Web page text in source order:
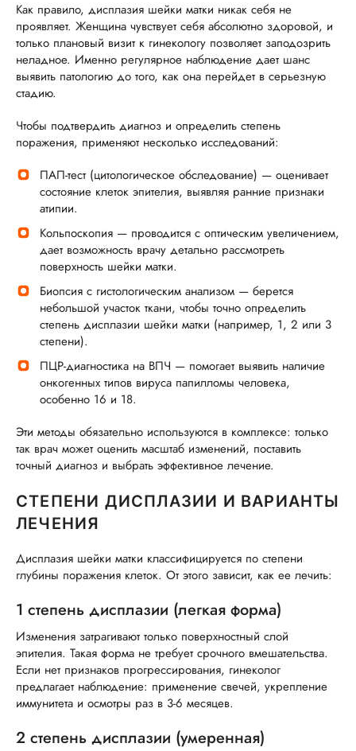
Как правило, дисплазия шейки матки никак себя не
проявляет. Женщина чувствует себя абсолютно здоровой, и
только плановый визит к гинекологу позволяет заподозрить
неладное. Именно регулярное наблюдение дает шанс
выявить патологию до того, как она перейдет в серьезную
стадию.
Чтобы подтвердить диагноз и определить степень
поражения, применяют несколько исследований:
ПАП-тест (цитологическое обследование) — оценивает
состояние клеток эпителия, выявляя ранние признаки
атипии.
Кольпоскопия — проводится с оптическим увеличением,
дает возможность врачу детально рассмотреть
поверхность шейки матки.
Биопсия с гистологическим анализом — берется
небольшой участок ткани, чтобы точно определить
степень дисплазии шейки матки (например, 1, 2 или 3
степени).
ПЦР-диагностика на ВПЧ — помогает выявить наличие
онкогенных типов вируса папилломы человека,
особенно 16 и 18.
Эти методы обязательно используются в комплексе: только
так врач может оценить масштаб изменений, поставить
точный диагноз и выбрать эффективное лечение.
СТЕПЕНИ ДИСПЛАЗИИ И ВАРИАНТЫ
ЛЕЧЕНИЯ
Дисплазия шейки матки классифицируется по степени
глубины поражения клеток. От этого зависит, как ее лечить:
1 степень дисплазии (легкая форма)
Изменения затрагивают только поверхностный слой
эпителия. Такая форма не требует срочного вмешательства.
Если нет признаков прогрессирования, гинеколог
предлагает наблюдение: применение свечей, укрепление
иммунитета и осмотры раз в 3-6 месяцев.
2 степень дисплазии (умеренная)